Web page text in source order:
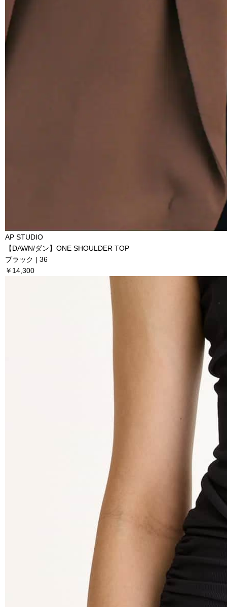
AP STUDIO
【DAWN/ダン】ONE SHOULDER TOP
ブラック | 36
￥14,300